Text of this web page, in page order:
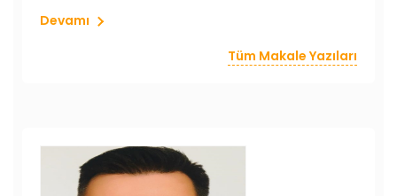
Devamı
Tüm Makale Yazıları